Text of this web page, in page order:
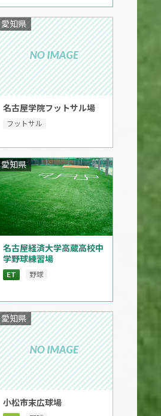
名古屋学院フットサル場
愛知県
フットサル
名古屋経済大学高蔵高校中
学野球練習場
愛知県
ET 野球
小松市末広球場
愛知県